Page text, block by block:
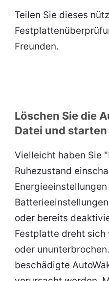
Teilen Sie dieses
Freunden.
Löschen Sie die
Datei und starten
Vielleicht haben Sie
Ruhezustand
oder bereits
Festplatte dreht
oder
beschädigte